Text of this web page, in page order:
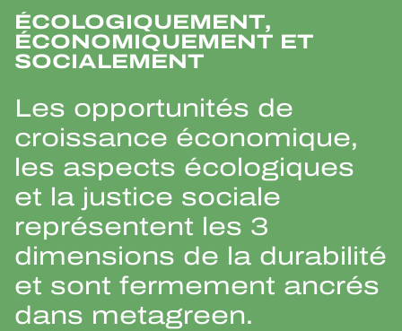
ÉCOLOGIQUEMENT,
ÉCONOMIQUEMENT ET
SOCIALEMENT
Les opportunités de
croissance économique,
les aspects écologiques
et la justice sociale
représentent les 3
dimensions de la durabilité
et sont fermement ancrés
dans metagreen.